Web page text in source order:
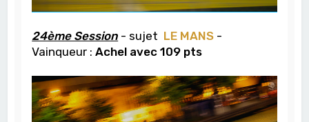
24ème Session - sujet LE MANS -
Vainqueur :Achel avec 109 pts